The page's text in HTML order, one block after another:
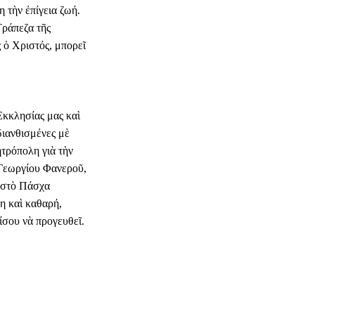
ἐπίγεια ζωή.
τῆς
ὁ Χριστός, μπορεῖ
μας καὶ
μὲ
γιὰ τὴν
Φανεροῦ,
στὸ Πάσχα
καὶ καθαρή,
νὰ προγευθεῖ.